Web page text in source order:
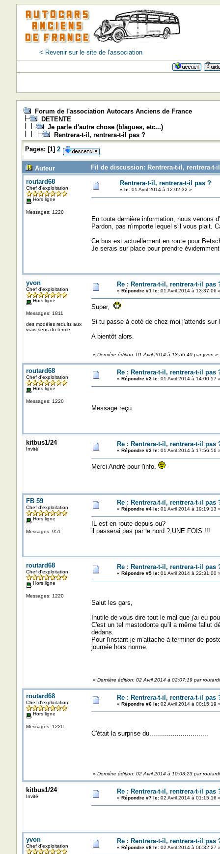
< Revenir sur le site de l'association
Forum de l'association Autocars Anciens de France
DETENTE
Je parle d'autre chose (blagues, etc...)
Rentrera-t-il, rentrera-t-il pas ?
Pages: [1] 2
Auteur
Fil de discussion: Rentrera-t-il, rentrera-t-
routard68
Chef d'exploitation
Hors ligne
Messages: 1220
Rentrera-t-il, rentrera-t-il pas ?
« le:01 Avril 2014 à 12:02:32 »
En toute dernière information, nous venons
Pardon, pas n'importe lequel s'il vous plait.
Ce bus est actuellement en route pour
Je serais sur place pour prendre
yvon
Chef d'exploitation
Hors ligne
Messages: 1811
des modèles reduits aux
vrais sens du terme
Re : Rentrera-t-il, rentrera-t-il pas
« Répondre #1 le:01 Avril 2014 à 13:37:06
Super,
Si tu passe à coté de chez moi j'attends sur
A bientôt alors.
« Dernière édition: 01 Avril 2014 à 13:56:40 par yvon »
routard68
Chef d'exploitation
Hors ligne
Messages: 1220
Re : Rentrera-t-il, rentrera-t-il pas
« Répondre #2 le:01 Avril 2014 à 14:00:57
Message reçu
kitbus1/24
Invité
Re : Rentrera-t-il, rentrera-t-il pas
« Répondre #3 le:01 Avril 2014 à 17:56:56
Merci André pour l'info.
FB 59
Chef d'exploitation
Hors ligne
Messages: 951
Re : Rentrera-t-il, rentrera-t-il pas
« Répondre #4 le:01 Avril 2014 à 19:19:13
IL est en route depuis ou?
il passerai pas par le nord ?,UNE FOIS !!!
routard68
Chef d'exploitation
Hors ligne
Messages: 1220
Re : Rentrera-t-il, rentrera-t-il pas
« Répondre #5 le:01 Avril 2014 à 22:31:00
Salut les gars,
Inutile de vous dire tout le mal que j'ai eu
C'est un tel mastodonte qu'il a même fallut
dedans.
Pour l'instant je m'attache à terminer de
journée hors norme.
« Dernière édition: 02 Avril 2014 à 02:07:19 par
routard68
Chef d'exploitation
Hors ligne
Messages: 1220
Re : Rentrera-t-il, rentrera-t-il pas
« Répondre #6 le:02 Avril 2014 à 00:15:19
C'était la surprise du..............................
« Dernière édition: 02 Avril 2014 à 10:03:23 par
kitbus1/24
Invité
Re : Rentrera-t-il, rentrera-t-il pas
« Répondre #7 le:02 Avril 2014 à 01:15:16
yvon
Chef d'exploitation
Re : Rentrera-t-il, rentrera-t-il pas
« Répondre #8 le:02 Avril 2014 à 06:32:27